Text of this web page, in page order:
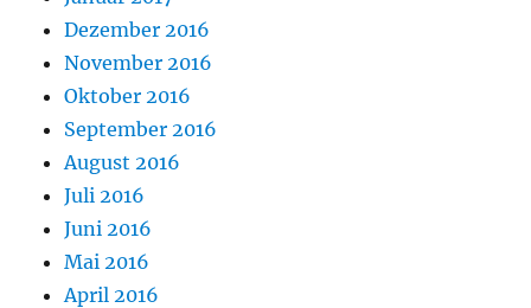
Dezember 2016
November 2016
Oktober 2016
September 2016
August 2016
Juli 2016
Juni 2016
Mai 2016
April 2016